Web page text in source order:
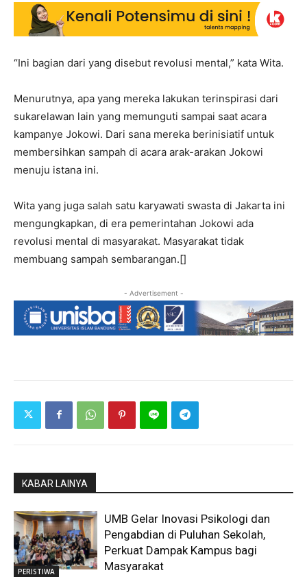
“Ini bagian dari yang disebut revolusi mental,” kata Wita.
Menurutnya, apa yang mereka lakukan terinspirasi dari
sukarelawan lain yang memunguti sampai saat acara
kampanye Jokowi. Dari sana mereka berinisiatif untuk
membersihkan sampah di acara arak-arakan Jokowi
menuju istana ini.
Wita yang juga salah satu karyawati swasta di Jakarta ini
mengungkapkan, di era pemerintahan Jokowi ada
revolusi mental di masyarakat. Masyarakat tidak
membuang sampah sembarangan.[]
- Advertisement -
KABAR LAINYA
PERISTIWA
UMB Gelar Inovasi Psikologi dan
Pengabdian di Puluhan Sekolah,
Perkuat Dampak Kampus bagi
Masyarakat